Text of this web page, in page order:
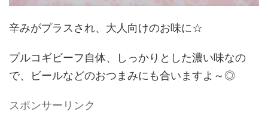
辛みがプラスされ、大人向けのお味に☆
プルコギビーフ自体、しっかりとした濃い味なの
で、ビールなどのおつまみにも合いますよ～◎
スポンサーリンク